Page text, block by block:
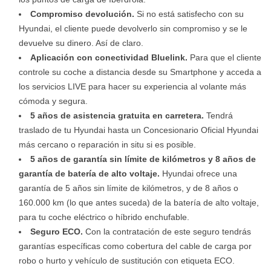
Compromiso devolución. Si no está satisfecho con su
Hyundai, el cliente puede devolverlo sin compromiso y se le
devuelve su dinero. Así de claro.
Aplicación con conectividad Bluelink. Para que el cliente
controle su coche a distancia desde su Smartphone y acceda a
los servicios LIVE para hacer su experiencia al volante más
cómoda y segura.
5 años de asistencia gratuita en carretera. Tendrá
traslado de tu Hyundai hasta un Concesionario Oficial Hyundai
más cercano o reparación in situ si es posible.
5 años de garantía sin límite de kilómetros y 8 años de
garantía de batería de alto voltaje. Hyundai ofrece una
garantía de 5 años sin límite de kilómetros, y de 8 años o
160.000 km (lo que antes suceda) de la batería de alto voltaje,
para tu coche eléctrico o híbrido enchufable.
Seguro ECO. Con la contratación de este seguro tendrás
garantías específicas como cobertura del cable de carga por
robo o hurto y vehículo de sustitución con etiqueta ECO.